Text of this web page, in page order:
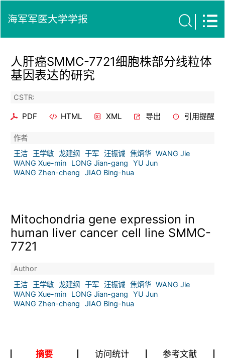
海军军医大学学报
人肝癌SMMC-7721细胞株部分线粒体
基因表达的研究
CSTR:
PDF HTML XML 导出 引用提醒
作者
王洁
王学敏 龙建纲 于军 汪振诚 焦炳华 WANG Jie
WANG Xue-min
LONG Jian-gang
YU Jun
WANG Zhen-cheng
JIAO Bing-hua
Mitochondria gene expression in
human liver cancer cell line SMMC-
7721
Author
王洁
王学敏 龙建纲 于军 汪振诚 焦炳华 WANG Jie
WANG Xue-min
LONG Jian-gang
YU Jun
WANG Zhen-cheng
JIAO Bing-hua
摘要 访问统计
参考文献